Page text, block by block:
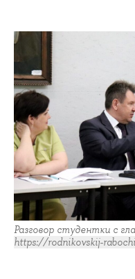
Разговор студентки с
https://rodnikovskij-